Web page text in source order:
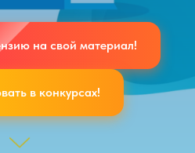
на свой материал!
в конкурсах!